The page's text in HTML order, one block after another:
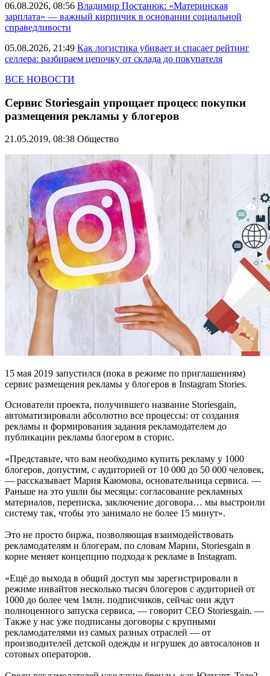
06.08.2026, 08:56 Владимир Постанюк: «Материнская
зарплата» — важный кирпичик в основании социальной
справедливости
05.08.2026, 21:49 Как логистика убивает и спасает рейтинг
селлера: разбираем цепочку от склада до покупателя
ВСЕ НОВОСТИ
Сервис Storiesgain упрощает процесс покупки
размещения рекламы у блогеров
21.05.2019, 08:38 Общество
15 мая 2019 запустился (пока в режиме по приглашениям)
сервис размещения рекламы у блогеров в Instagram Stories.
Основатели проекта, получившего название Storiesgain,
автоматизировали абсолютно все процессы: от создания
рекламы и формирования задания рекламодателем до
публикации рекламы блогером в сториc.
«Представьте, что вам необходимо купить рекламу у 1000
блогеров, допустим, с аудиторией от 10 000 до 50 000 человек,
— рассказывает Мария Каюмова, основательница сервиса. —
Раньше на это ушли бы месяцы: согласование рекламных
материалов, переписка, заключение договора… мы выстроили
систему так, чтобы это занимало не более 15 минут».
Это не просто биржа, позволяющая взаимодействовать
рекламодателям и блогерам, по словам Марии, Storiesgain в
корне меняет концепцию подхода к рекламе в Instagram.
«Ещё до выхода в общий доступ мы зарегистрировали в
режиме инвайтов несколько тысяч блогеров с аудиторией от
1000 до более чем 1млн. подписчиков, сейчас они ждут
полноценного запуска сервиса, — говорит CEO Storiesgain. —
Также у нас уже подписаны договоры с крупными
рекламодателями из самых разных отраслей — от
производителей детской одежды и игрушек до автосалонов и
сотовых операторов.